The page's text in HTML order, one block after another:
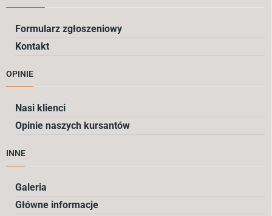
Formularz zgłoszeniowy
Kontakt
OPINIE
Nasi klienci
Opinie naszych kursantów
INNE
Galeria
Główne informacje